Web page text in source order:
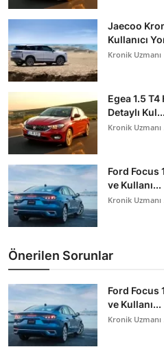
Jaecoo
Kullanıcı
Kronik Uzmanı
Egea 1.5
Detaylı Kul...
Kronik Uzmanı
Ford Focus
ve Kullanı...
Kronik Uzmanı
Önerilen Sorunlar
Ford Focus
ve Kullanı...
Kronik Uzmanı